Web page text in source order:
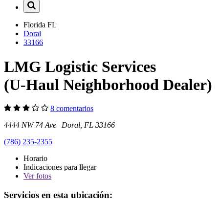
Florida FL
Doral
33166
LMG Logistic Services
(U-Haul Neighborhood Dealer)
8 comentarios
4444 NW 74 Ave Doral, FL 33166
(786) 235-2355
Horario
Indicaciones para llegar
Verfotos
Servicios en esta ubicación: